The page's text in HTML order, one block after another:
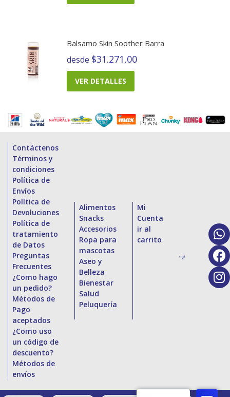
Balsamo Skin Soother Barra
desde $31.271,00
VER DETALLES
Contáctenos
Términos y
condiciones
Política de
Envíos
Política de
Devoluciones
Política de
tratamiento
de Datos
Preguntas
Frecuentes
¿Como hago
un pedido?
Métodos de
Pago
aceptados
¿Como uso
un código de
descuento?
Métodos de
envíos
Alimentos
Snacks
Accesorios
Ropa para
mascotas
Aseo y
Belleza
Bienestar
Salud
Peluquería
Mi
Cuenta
ir al
carrito